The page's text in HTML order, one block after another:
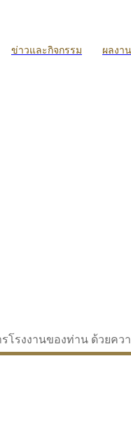
ข่าวและกิจกรรม ผลงา
งงานของท่าน ด้วยคว